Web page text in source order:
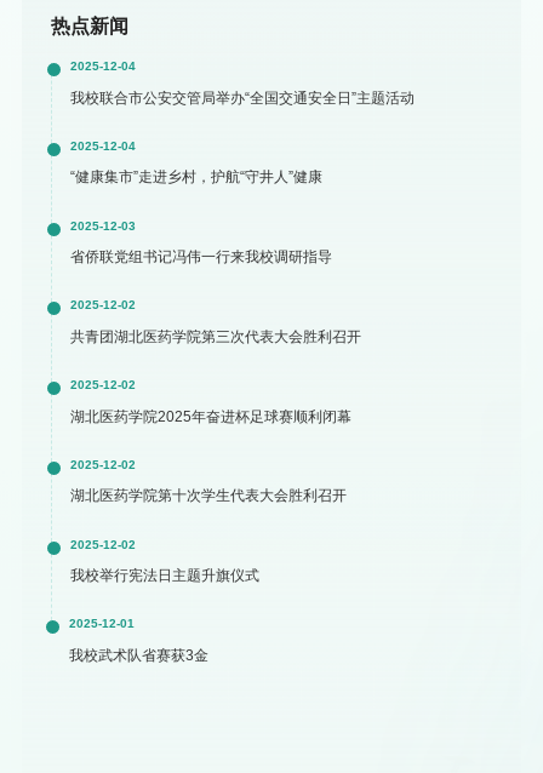
热点新闻
2025-12-04
我校联合市公安交管局举办“全国交通安全日”主题活动
2025-12-04
“健康集市”走进乡村，护航“守井人”健康
2025-12-03
省侨联党组书记冯伟一行来我校调研指导
2025-12-02
共青团湖北医药学院第三次代表大会胜利召开
2025-12-02
湖北医药学院2025年奋进杯足球赛顺利闭幕
2025-12-02
湖北医药学院第十次学生代表大会胜利召开
2025-12-02
我校举行宪法日主题升旗仪式
2025-12-01
我校武术队省赛获3金